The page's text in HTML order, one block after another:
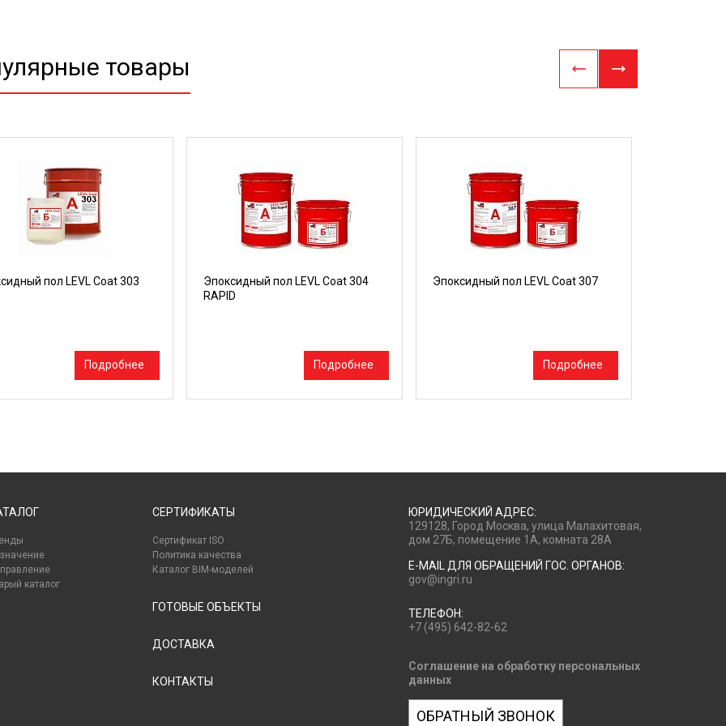
товары
пол LEVL Coat 303
Подробнее
Эпоксидный пол LEVL Coat 304
RAPID
Подробнее
Эпоксидный пол LEVL Coat 307
Подробнее
каталог
СЕРТИФИКАТЫ
Сертификат ISO
Политика качества
Каталог BIM-моделей
ГОТОВЫЕ ОБЪЕКТЫ
ДОСТАВКА
КОНТАКТЫ
ЮРИДИЧЕСКИЙ АДРЕС:
129128, Город Москва, улица Малахитовая,
дом 27Б, помещение 1А, комната 28А
E-MAIL ДЛЯ ОБРАЩЕНИЙ ГОС. ОРГАНОВ:
gov@ingri.ru
ТЕЛЕФОН:
+7 (495) 642-82-62
Соглашение на обработку персональных
данных
ОБРАТНЫЙ ЗВОНОК